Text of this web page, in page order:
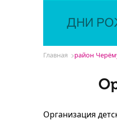
ДНИ
Главная район
Организация